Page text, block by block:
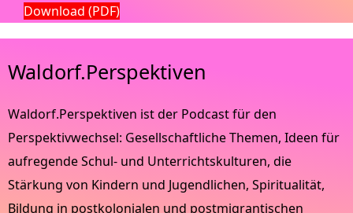
Download (PDF)
Waldorf.Perspektiven
Waldorf.Perspektiven ist der Podcast für den
Perspektivwechsel: Gesellschaftliche Themen, Ideen für
aufregende Schul- und Unterrichtskulturen, die
Stärkung von Kindern und Jugendlichen, Spiritualität,
Bildung in postkolonialen und postmigrantischen